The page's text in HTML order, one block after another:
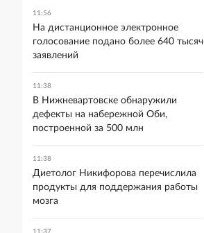
11:56
На дистанционное электронное
голосование подано более 640 тысяч
заявлений
11:38
В Нижневартовске обнаружили
дефекты на набережной Оби,
построенной за 500 млн
11:38
Диетолог Никифорова перечислила
продукты для поддержания работы
мозга
11:37